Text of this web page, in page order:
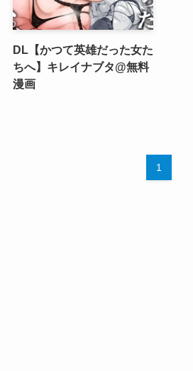
DL【かつて英雄だった女た
ちへ】キレイナブタ@無料
漫画
1